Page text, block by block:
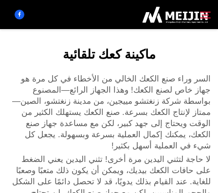
حَل
مركز المنتجات
الخدمات
اتصل بنا
ماكينة كعك تلقائية
السر وراء صنع الكعك الخالي من الأخطاء في كل مرة هو
جهاز خاص لصنع الكعك! وهذا الجهاز الرائع—المصنوع
بواسطة شركة زنغتشو مييجين، من مدينة زنغتشو، الصين—
ممتاز لإنتاج الكعك بسرعة. صنع الكعك يستهلك الكثير من
الوقت ويحتاج إلى جهد كبير، لكن مع مساعدة جهاز صنع
الكعك، يمكنك إكمال العملية بسرعة وبسهولة. يجعل كل
شيء في العملية أسهل بكثير!
لا حاجة لتثني اليدين مرة أخرى! تثني اليدين يعني الضغط
على حافات الكعك بيديك، ويمكن أن يكون ذلك متعبًا وصعبًا
للغاية. عند القيام بذلك يدويًا، قد لا تحصل دائمًا على الشكل